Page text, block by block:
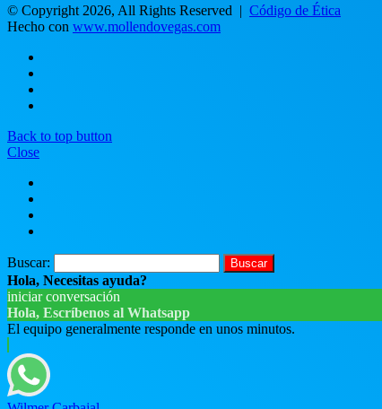
© Copyright 2026, All Rights Reserved | Código de Ética
Hecho con www.mollendovegas.com
Back to top button
Close
Buscar:
Hola, Necesitas ayuda?
iniciar conversación
Hola, Escríbenos al Whatsapp
El equipo generalmente responde en unos minutos.